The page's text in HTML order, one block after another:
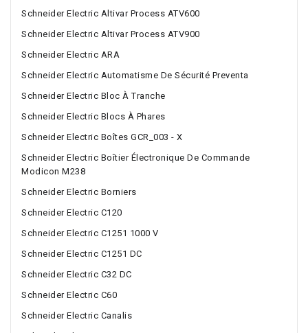
Schneider Electric Altivar Process ATV600
Schneider Electric Altivar Process ATV900
Schneider Electric ARA
Schneider Electric Automatisme De Sécurité Preventa
Schneider Electric Bloc À Tranche
Schneider Electric Blocs À Phares
Schneider Electric Boîtes GCR_003 - X
Schneider Electric Boîtier Électronique De Commande
Modicon M238
Schneider Electric Borniers
Schneider Electric C120
Schneider Electric C1251 1000 V
Schneider Electric C1251 DC
Schneider Electric C32 DC
Schneider Electric C60
Schneider Electric Canalis